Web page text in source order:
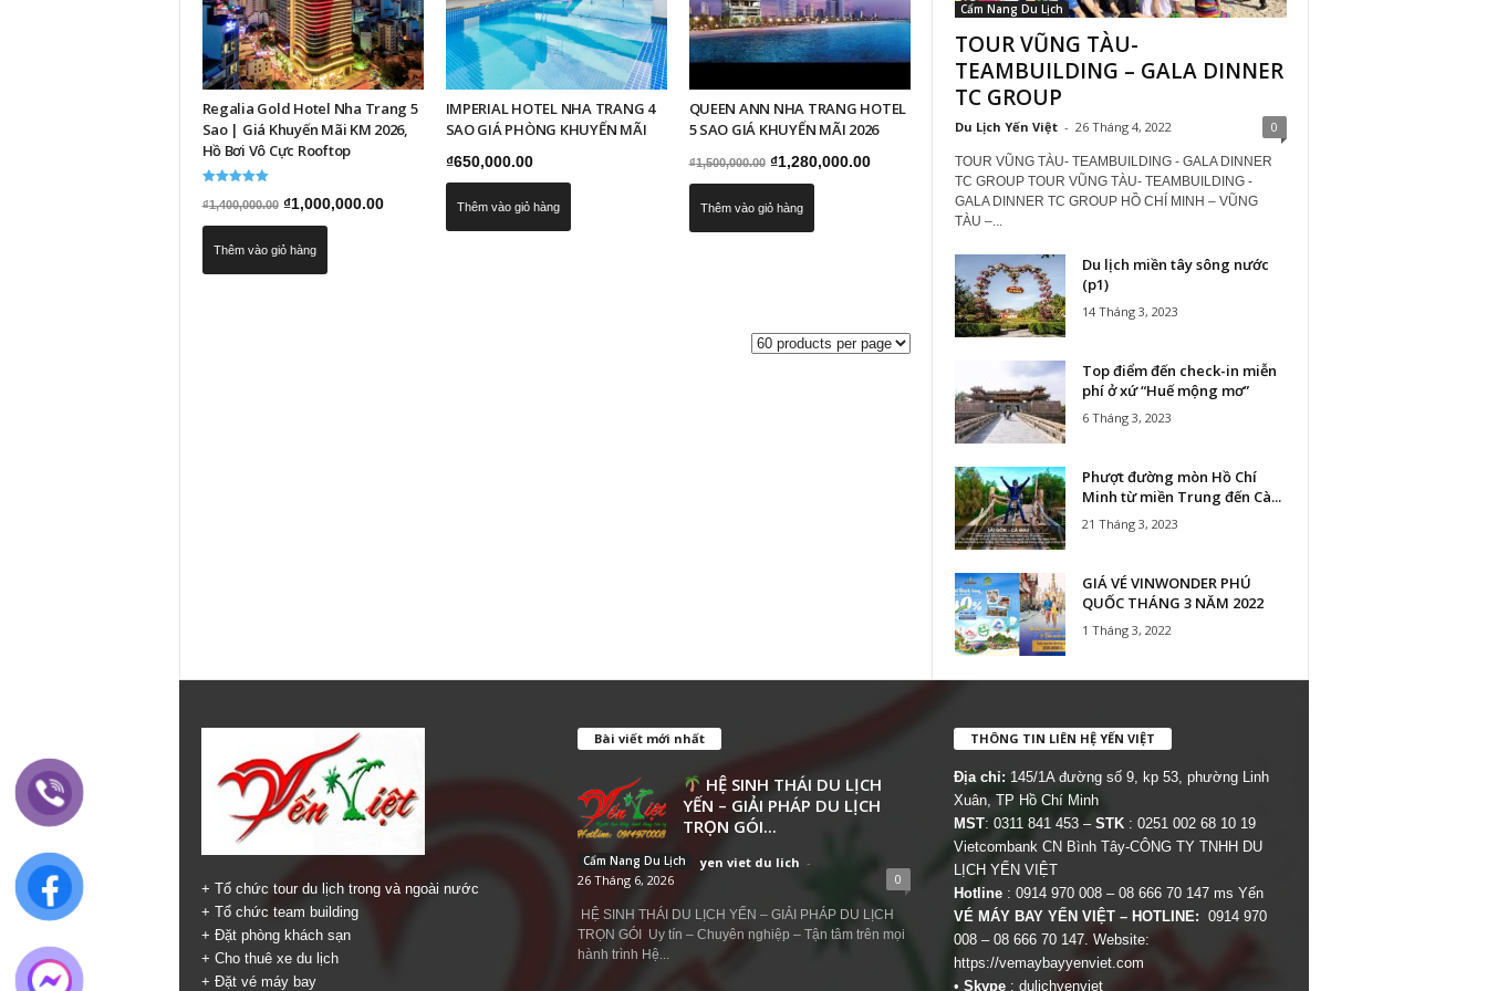
Regalia Gold Hotel Nha Trang 5
Sao | Giá Khuyến Mãi KM 2026,
Hồ Bơi Vô Cực Rooftop
hạng
5 sao
₫1,400,000.00 Giá
gốc
là:
₫1,000,000.00Giá
Thêm vào giỏ hàng
IMPERIAL HOTEL NHA TRANG 4
SAO GIÁ PHÒNG KHUYẾN MÃI
₫650,000.00
Thêm vào giỏ hàng
QUEEN ANN NHA TRANG HOTEL
5 SAO GIÁ KHUYẾN MÃI 2026
₫1,500,000.00 Giá
gốc
là:
₫1,280,000.00Giá
₫1,280,000.00.
Thêm vào giỏ hàng
Cẩm Nang Du Lịch
TOUR VŨNG TÀU-
TEAMBUILDING – GALA DINNER
TC GROUP
Du Lịch Yến Việt - 26 Tháng 4, 2022 0
TOUR VŨNG TÀU- TEAMBUILDING - GALA DINNER
TC GROUP TOUR VŨNG TÀU- TEAMBUILDING -
GALA DINNER TC GROUP HỒ CHÍ MINH – VŨNG
TÀU –...
Du lịch miền tây sông nước
(p1)
14 Tháng 3, 2023
Top điểm đến check-in miễn
phí ở xứ “Huế mộng mơ”
6 Tháng 3, 2023
Phượt đường mòn Hồ Chí
Minh từ miền Trung đến Cà...
21 Tháng 3, 2023
GIÁ VÉ VINWONDER PHÚ
QUỐC THÁNG 3 NĂM 2022
1 Tháng 3, 2022
+ Tổ chức tour du lịch trong và ngoài nước
+ Tổ chức team building
+ Đặt phòng khách sạn
+ Cho thuê xe du lịch
+ Đặt vé máy bay
Bài viết mới nhất
HỆ SINH THÁI DU LỊCH
YẾN – GIẢI PHÁP DU LỊCH
TRỌN GÓI...
Cẩm Nang Du Lịch yen viet du lich -
26 Tháng 6, 2026
0
HỆ SINH THÁI DU LỊCH YẾN – GIẢI PHÁP DU LỊCH
TRỌN GÓI Uy tín – Chuyên nghiệp – Tận tâm trên mọi
hành trình Hệ...
THÔNG TIN LIÊN HỆ YẾN VIỆT
Địa chỉ: 145/1A đường số 9, kp 53, phường Linh
Xuân, TP Hồ Chí Minh
MST: 0311 841 453 – STK: 0251 002 68 10 19
Vietcombank CN Bình Tây-CÔNG TY TNHH DU
LỊCH YẾN VIỆT
Hotline : 0914 970 008 – 08 666 70 147 ms Yến
VÉ MÁY BAY YẾN VIỆT – HOTLINE: 0914 970
008 – 08 666 70 147. Website:
https://vemaybayyenviet.com
• Skype: dulichyenviet